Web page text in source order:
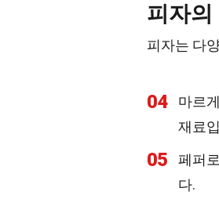
피자의
피자는 다
04
마르
재료
05
페퍼
다.